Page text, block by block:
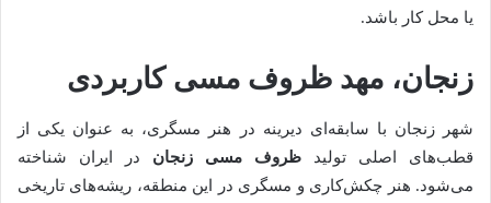
یا محل کار باشد.
زنجان، مهد ظروف مسی کاربردی
شهر زنجان با سابقه‌ای دیرینه در هنر مسگری، به عنوان یکی از
قطب‌های اصلی تولید
ظروف مسی زنجان
در ایران شناخته
می‌شود. هنر چکش‌کاری و مسگری در این منطقه، ریشه‌های تاریخی